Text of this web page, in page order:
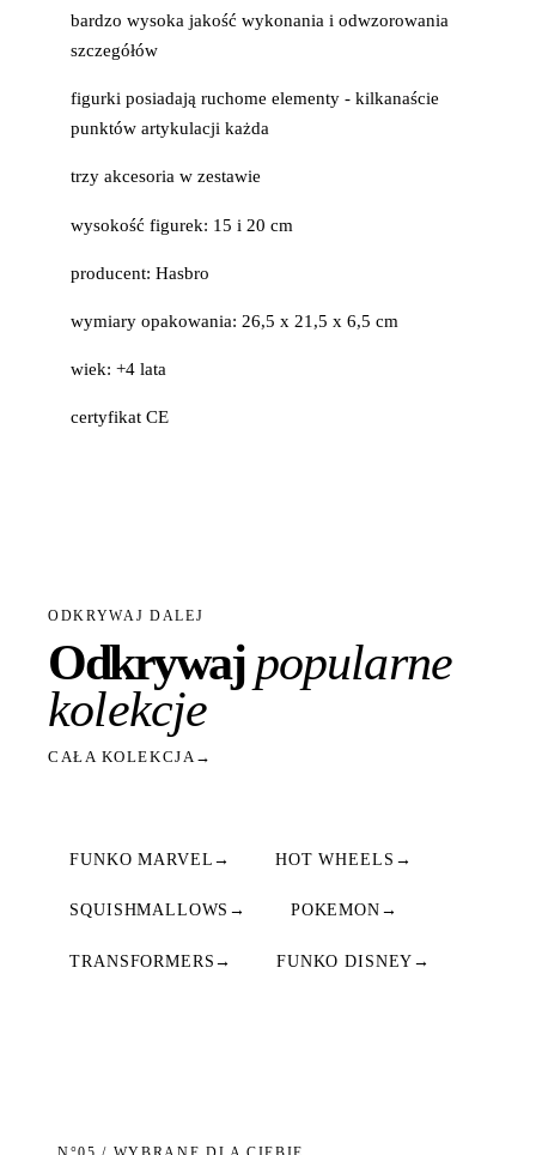
bardzo wysoka jakość wykonania i odwzorowania
szczegółów
figurki posiadają ruchome elementy - kilkanaście
punktów artykulacji każda
trzy akcesoria w zestawie
wysokość figurek: 15 i 20 cm
producent: Hasbro
wymiary opakowania: 26,5 x 21,5 x 6,5 cm
wiek: +4 lata
certyfikat CE
ODKRYWAJ DALEJ
Odkrywajpopularne
kolekcje
CAŁA KOLEKCJA→
FUNKO MARVEL → HOT WHEELS →
SQUISHMALLOWS → POKEMON →
TRANSFORMERS → FUNKO DISNEY →